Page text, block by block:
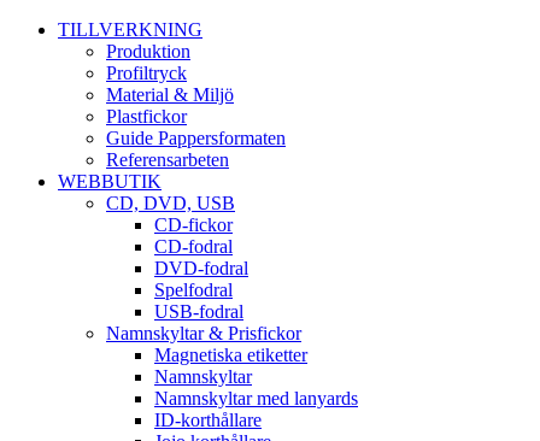
TILLVERKNING
Produktion
Profiltryck
Material & Miljö
Plastfickor
Guide Pappersformaten
Referensarbeten
WEBBUTIK
CD, DVD, USB
CD-fickor
CD-fodral
DVD-fodral
Spelfodral
USB-fodral
Namnskyltar & Prisfickor
Magnetiska etiketter
Namnskyltar
Namnskyltar med lanyards
ID-korthållare